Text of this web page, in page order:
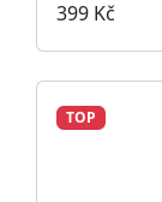
399 Kč
TOP